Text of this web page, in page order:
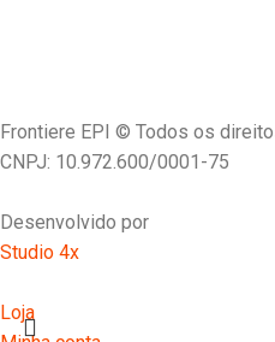
Frontiere EPI © Todos os
CNPJ: 10.972.600/0001-75
Desenvolvido por
Studio 4x
Loja